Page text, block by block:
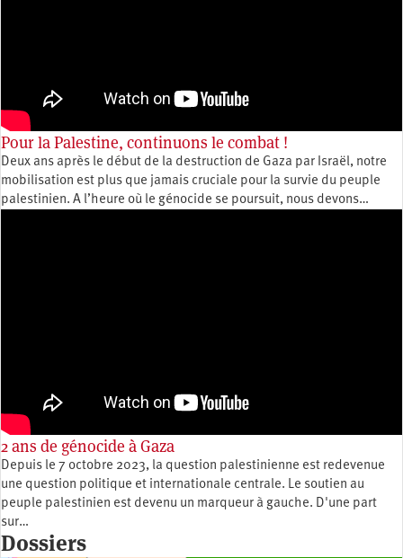
Pour la Palestine, continuons le combat !
Deux ans après le début de la destruction de Gaza par Israël, notre
mobilisation est plus que jamais cruciale pour la survie du peuple
palestinien. A l’heure où le génocide se poursuit, nous devons…
2 ans de génocide à Gaza
Depuis le 7 octobre 2023, la question palestinienne est redevenue
une question politique et internationale centrale. Le soutien au
peuple palestinien est devenu un marqueur à gauche. D'une part
sur…
Dossiers